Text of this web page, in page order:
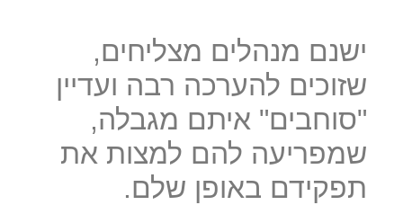
ישנם מנהלים מצליחים,
שזוכים להערכה רבה ועדיין
"סוחבים" איתם מגבלה,
שמפריעה להם למצות את
תפקידם באופן שלם.